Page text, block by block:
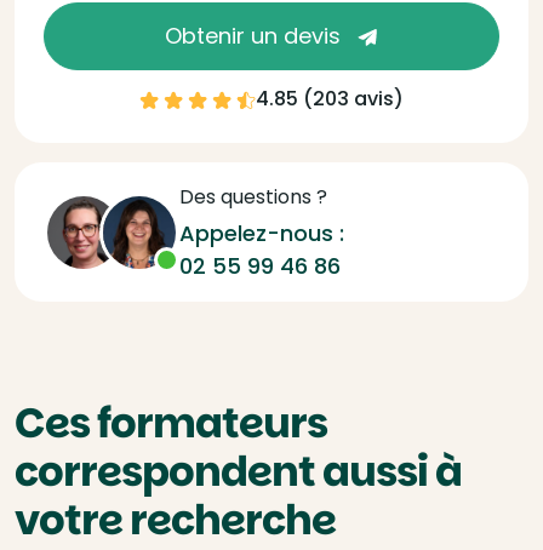
Obtenir un devis
4.85 (203 avis)
Des questions ?
Appelez-nous :
02 55 99 46 86
Ces formateurs
correspondent aussi à
votre recherche